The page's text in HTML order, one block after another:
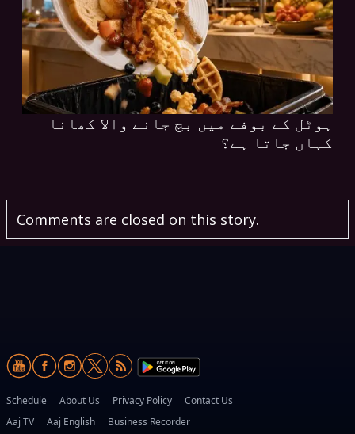
ہوٹل کے بوفے میں بچ جانے والا کھانا
کہاں جاتا ہے؟
Comments are closed on this story.
Schedule About Us Privacy Policy
Contact Us
Aaj TV
Aaj English Business Recorder